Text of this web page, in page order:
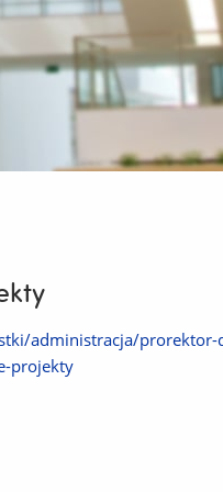
administracja/prorektor-
projekty